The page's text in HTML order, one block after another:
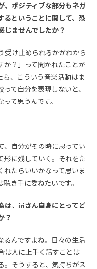
ポジティブな部分もネガ
るということに関して、恐
じませんでしたか？
受け止められるかがわから
か？」って聞かれたことが
ら、こういう音楽活動はま
て自分を表現しないと、
て思うんです。
、自分がその時に思ってい
形に残していく。それをた
れたらいいかなって思いま
き手に委ねたいです。
、iriさん自身にとってど
？
るんですよね。日々の生活
は人に上手く話すことは
。そうすると、気持ちがス